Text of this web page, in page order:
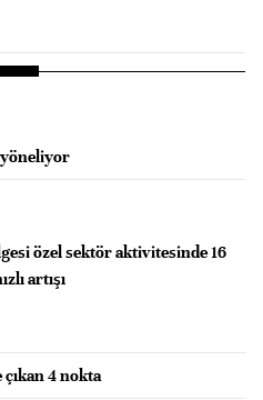
yöneliyor
özel sektör aktivitesinde 16
artışı
4 nokta